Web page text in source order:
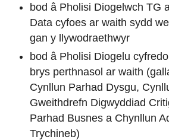
bod â Pholisi Diogelwch TG
Data cyfoes ar waith sydd
gan y llywodraethwyr
bod â Pholisi Diogelu
brys perthnasol ar waith
Cynllun Parhad Dysgu,
Gweithdrefn Digwyddiad
Parhad Busnes a Chynllun
Trychineb)